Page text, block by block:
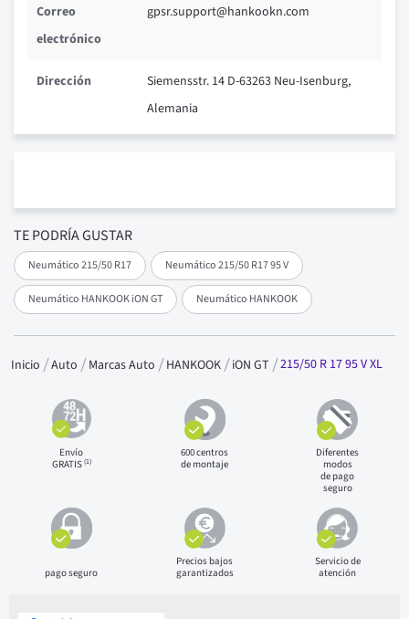
TE PODRÍA GUSTAR
Neumático 215/50 R17 Neumático 215/50 R17 95 V
Neumático HANKOOK iON GT Neumático HANKOOK
Correo
electrónico
gpsr.support@hankookn.com
Dirección
Siemensstr. 14 D-63263 Neu-Isenburg,
Alemania
Inicio Auto Marcas Auto HANKOOK iON GT 215/50 R 17 95 V XL
Envío
GRATIS(1)
600 centros
de montaje
Diferentes
modos
de pago
seguro
pago seguro
Precios bajos
garantizados
Servicio de
atención